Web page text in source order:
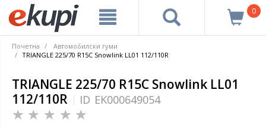
0
Почетна
Автомобилски гуми
TRIANGLE 225/70 R15C Snowlink LL01 112/110R
TRIANGLE 225/70 R15C Snowlink LL01
112/110R
ID EK000649054